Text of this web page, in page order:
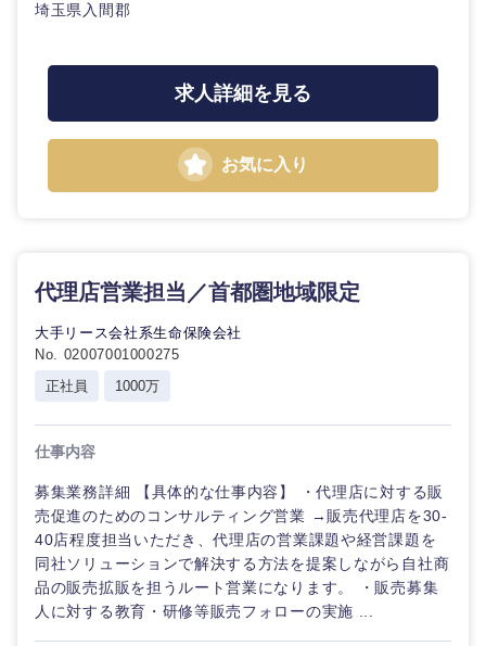
奈良県 和歌山県
埼玉県入間郡
求人詳細を見る
お気に入り
代理店営業担当／首都圏地域限定
大手リース会社系生命保険会社
No. 02007001000275
正社員
1000万
仕事内容
募集業務詳細 【具体的な仕事内容】 ・代理店に対する販
売促進のためのコンサルティング営業 →販売代理店を30-
40店程度担当いただき、代理店の営業課題や経営課題を
同社ソリューションで解決する方法を提案しながら自社商
品の販売拡販を担うルート営業になります。 ・販売募集
人に対する教育・研修等販売フォローの実施 ...